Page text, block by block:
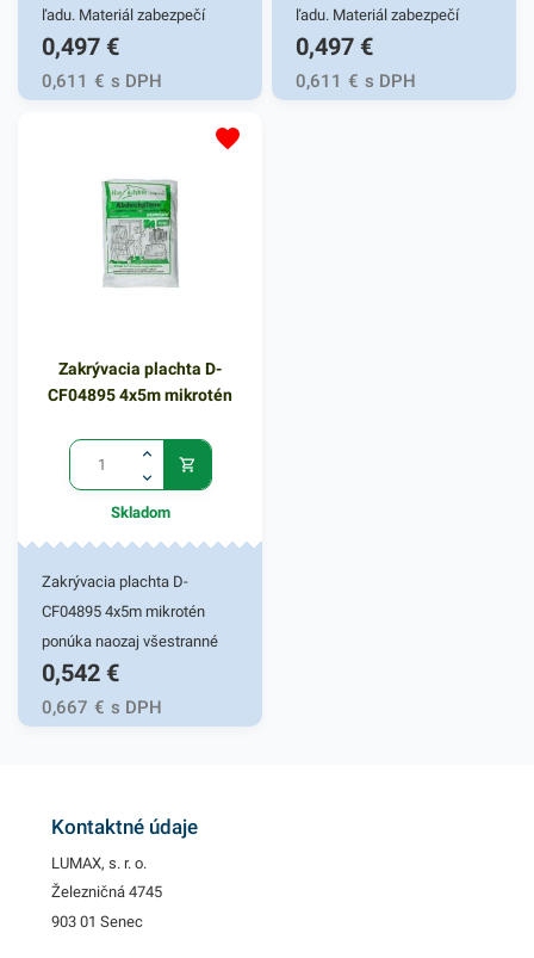
produkty, ktoré vás zaručene
oslovia. Hrúbka 40 mikrónov.
produkty, ktoré vás zaručene
oslovia. Hrúbka 40 mikrónov.
ľadu. Materiál zabezpečí
pohodlné uskladnenie
ľadových kociek v
mrazničke.
0,497 €
0,611 € s DPH
ľadu. Materiál zabezpečí
pohodlné uskladnenie
ľadových kociek v
mrazničke.
0,497 €
0,611 € s DPH
Zakrývacia plachta D-
CF04895 4x5m mikrotén
Skladom
Zakrývacia plachta D-
CF04895 4x5m mikrotén
ponúka naozaj všestranné
použitie. Svoje uplatnenie
nachádza pri rôznych
stavbárskych činnostiach
plachta sa používa na
počas renovácie a iných
0,542 €
0,667 € s DPH
Kontaktné údaje
LUMAX, s. r. o.
Železničná 4745
903 01 Senec